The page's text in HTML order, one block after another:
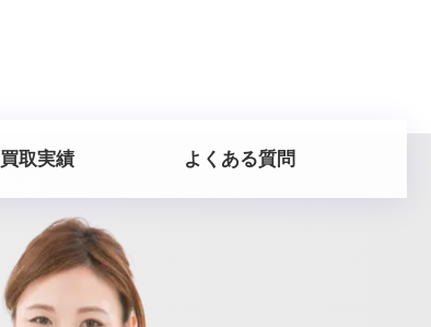
買取実績 よくある質問